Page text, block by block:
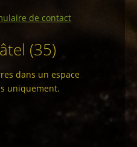
de contact
(35)
dans un espace
uniquement.